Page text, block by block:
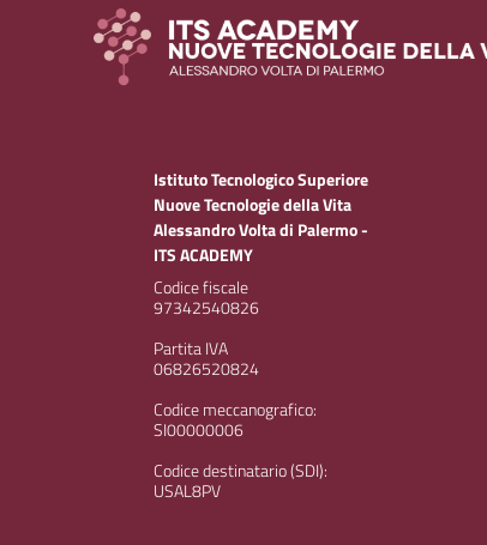
Istituto Tecnologico Superiore
Nuove Tecnologie della Vita
Alessandro Volta di Palermo -
ITS ACADEMY
Codice fiscale
97342540826
Partita IVA
06826520824
Codice meccanografico:
SI00000006
Codice destinatario (SDI):
USAL8PV